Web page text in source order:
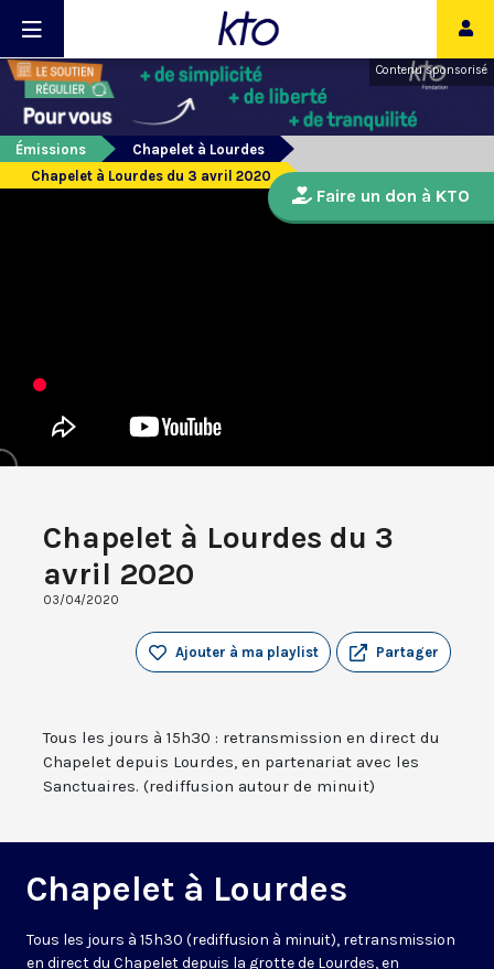
Contenu sponsorisé
Émissions
Chapelet à Lourdes
Chapelet à Lourdes du 3 avril 2020
Chapelet à Lourdes du 3
avril 2020
03/04/2020
Partager
Ajouter à ma playlist
Tous les jours à 15h30 : retransmission en direct du
Chapelet depuis Lourdes, en partenariat avec les
Sanctuaires. (rediffusion autour de minuit)
Chapelet à Lourdes
Tous les jours à 15h30 (rediffusion à minuit), retransmission
en direct du Chapelet depuis la grotte de Lourdes, en
Faire un don à KTO